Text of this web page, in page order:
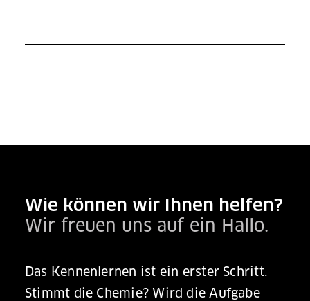
Wie können wir Ihnen helfen?
Wir freuen uns auf ein Hallo.
Das Kennenlernen ist ein erster Schritt.
Stimmt die Chemie? Wird die Aufgabe